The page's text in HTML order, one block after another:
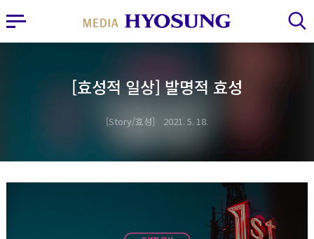
MY FRIEND HYOSUNG
사이드바 열기 검색 레이어 열기
[효성적 일상] 발명적 효성
Story/효성 2021. 5. 18.